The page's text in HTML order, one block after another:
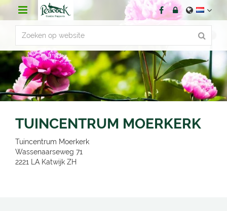
r
n
t
TUINCENTRUM MOERKERK
Tuincentrum Moerkerk
Wassenaarseweg 71
2221 LA Katwijk ZH